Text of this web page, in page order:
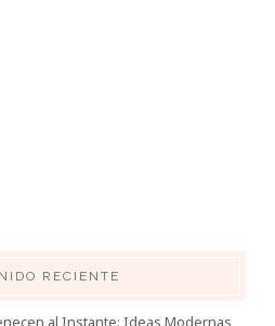
RECIENTE
al Instante: Ideas Modernas